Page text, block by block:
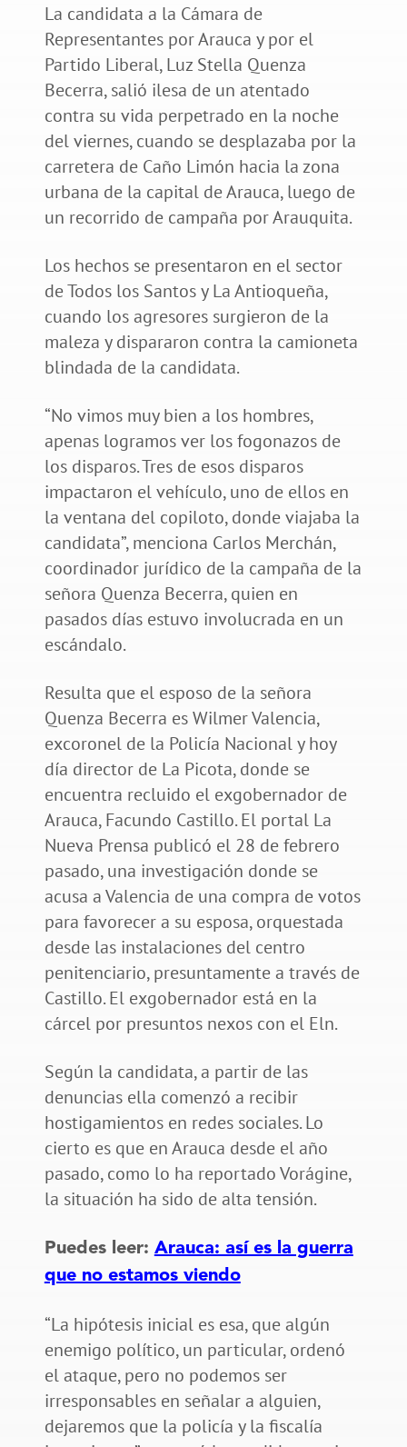
La candidata a la Cámara de
Representantes por Arauca y por el
Partido Liberal, Luz Stella Quenza
Becerra, salió ilesa de un atentado
contra su vida perpetrado en la noche
del viernes, cuando se desplazaba por la
carretera de Caño Limón hacia la zona
urbana de la capital de Arauca, luego de
un recorrido de campaña por Arauquita.
Los hechos se presentaron en el sector
de Todos los Santos y La Antioqueña,
cuando los agresores surgieron de la
maleza y dispararon contra la camioneta
blindada de la candidata.
“No vimos muy bien a los hombres,
apenas logramos ver los fogonazos de
los disparos. Tres de esos disparos
impactaron el vehículo, uno de ellos en
la ventana del copiloto, donde viajaba la
candidata”, menciona Carlos Merchán,
coordinador jurídico de la campaña de la
señora Quenza Becerra, quien en
pasados días estuvo involucrada en un
escándalo.
Resulta que el esposo de la señora
Quenza Becerra es Wilmer Valencia,
excoronel de la Policía Nacional y hoy
día director de La Picota, donde se
encuentra recluido el exgobernador de
Arauca, Facundo Castillo. El portal La
Nueva Prensa publicó el 28 de febrero
pasado, una investigación donde se
acusa a Valencia de una compra de votos
para favorecer a su esposa, orquestada
desde las instalaciones del centro
penitenciario, presuntamente a través de
Castillo. El exgobernador está en la
cárcel por presuntos nexos con el Eln.
Según la candidata, a partir de las
denuncias ella comenzó a recibir
hostigamientos en redes sociales. Lo
cierto es que en Arauca desde el año
pasado, como lo ha reportado Vorágine,
la situación ha sido de alta tensión.
Puedes leer: Arauca: así es la guerra
que no estamos viendo
“La hipótesis inicial es esa, que algún
enemigo político, un particular, ordenó
el ataque, pero no podemos ser
irresponsables en señalar a alguien,
dejaremos que la policía y la fiscalía